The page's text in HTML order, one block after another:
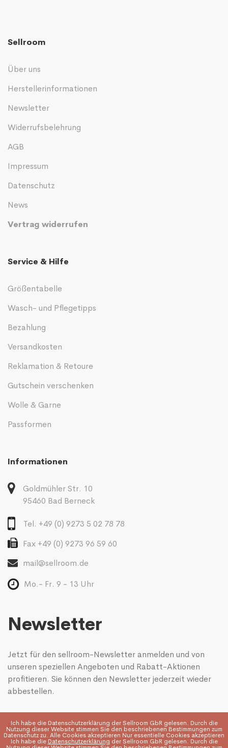
Sellroom
Über uns
Herstellerinformationen
Newsletter
Widerrufsbelehrung
AGB
Impressum
Datenschutz
News
Vertrag widerrufen
Service & Hilfe
Größentabelle
Wasch- und Pflegetipps
Bezahlung
Versandkosten
Reklamation & Retoure
Gutschein verschenken
Wolle & Garne
Passformen
Informationen
Goldmühler Str. 10
95460 Bad Berneck
Tel. +49 (0) 9273 5 02 78 78
Fax +49 (0) 9273 96 59 60
mail@sellroom.de
Mo.- Fr. 9 - 13 Uhr
Newsletter
Jetzt für den sellroom-Newsletter anmelden und von
unseren speziellen Angeboten und Rabatt-Aktionen
profitieren. Sie können den Newsletter jederzeit wieder
abbestellen.
Ich habe die Datenschutzerklärung der Sellroom GbR gelesen. Durch die
Nutzung dieser Website stimmen Sie den beschriebenen Bestimmungen zum
Datenschutz zu. Alle Cookies akzeptieren Nur essentielle Cookies akzeptieren
Ich habe die Datenschutzerklärung der Sellroom GbR gelesen. Durch die